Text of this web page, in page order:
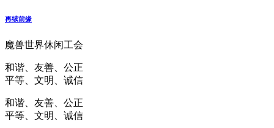
再续前缘
魔兽世界休闲工会
和谐、友善、公正
平等、文明、诚信
和谐、友善、公正
平等、文明、诚信